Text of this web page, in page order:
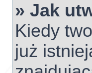
» Jak
Kiedy
już